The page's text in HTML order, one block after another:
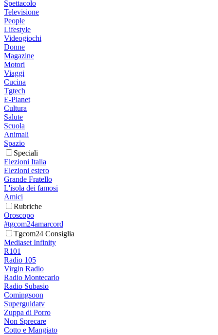
Spettacolo
Televisione
People
Lifestyle
Videogiochi
Donne
Magazine
Motori
Viaggi
Cucina
Tgtech
E-Planet
Cultura
Salute
Scuola
Animali
Spazio
Speciali
Elezioni Italia
Elezioni estero
Grande Fratello
L'isola dei famosi
Amici
Rubriche
Oroscopo
#tgcom24amarcord
Tgcom24 Consiglia
Mediaset Infinity
R101
Radio 105
Virgin Radio
Radio Montecarlo
Radio Subasio
Comingsoon
Superguidatv
Zuppa di Porro
Non Sprecare
Cotto e Mangiato